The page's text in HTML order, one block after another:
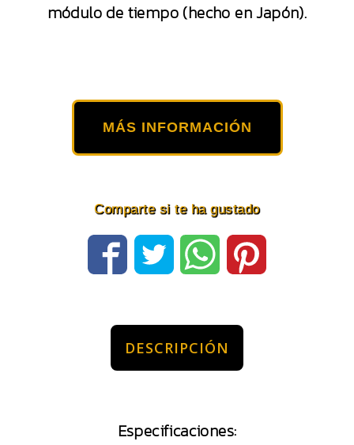
módulo de tiempo (hecho en Japón).
MÁS INFORMACIÓN
Comparte si te ha gustado
DESCRIPCIÓN
Especificaciones: